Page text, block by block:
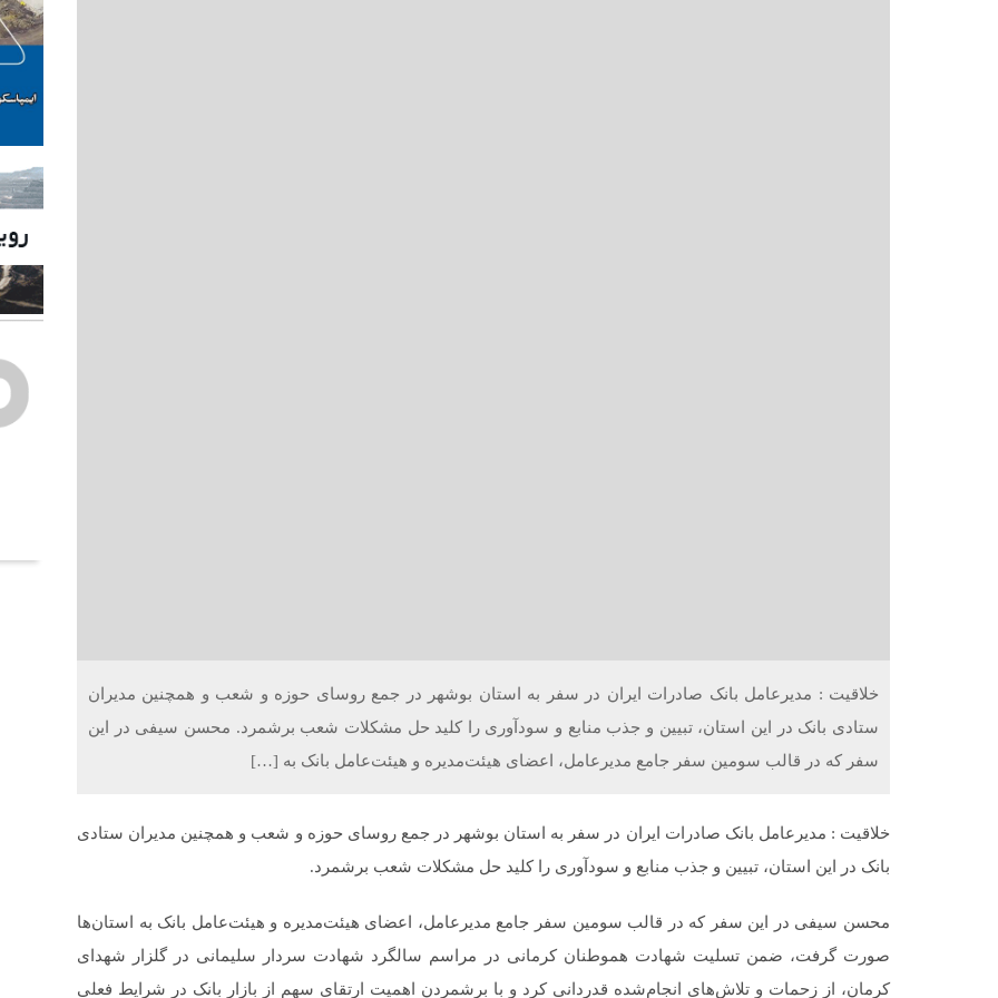
خلاقیت : ​مدیرعامل بانک صادرات ایران در سفر به استان بوشهر در جمع روسای حوزه و شعب و همچنین مدیران
ستادی بانک در این استان، تبیین و جذب منابع و سودآوری را کلید حل مشکلات شعب برشمرد. محسن سیفی در این
سفر که در قالب سومین سفر جامع مدیرعامل، اعضای هیئت‌مدیره و هیئت‌عامل بانک به […]
خلاقیت : ​مدیرعامل بانک صادرات ایران در سفر به استان بوشهر در جمع روسای حوزه و شعب و همچنین مدیران ستادی
بانک در این استان، تبیین و جذب منابع و سودآوری را کلید حل مشکلات شعب برشمرد.
محسن سیفی در این سفر که در قالب سومین سفر جامع مدیرعامل، اعضای هیئت‌مدیره و هیئت‌عامل بانک به استان‌ها
صورت گرفت، ضمن تسلیت شهادت هموطنان کرمانی در مراسم سالگرد شهادت سردار سلیمانی در گلزار شهدای
کرمان، از زحمات و تلاش‌های انجام‌شده قدردانی کرد و با برشمردن اهمیت ارتقای سهم از بازار بانک در شرایط فعلی